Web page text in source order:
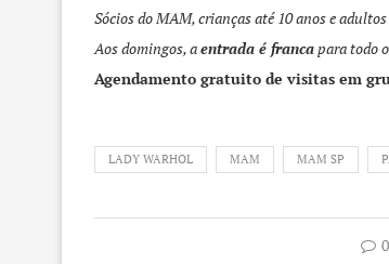
Sócios do MAM, crianças até 10 anos e
Aos domingos, aentrada é franca para todo
Agendamento gratuito de visitas em
LADY WARHOL MAM MAM SP